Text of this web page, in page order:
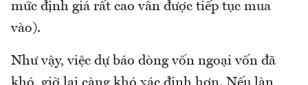
mức định giá rất cao vẫn được tiếp tục mua
vào).
Như vậy, việc dự báo dòng vốn ngoại vốn đã